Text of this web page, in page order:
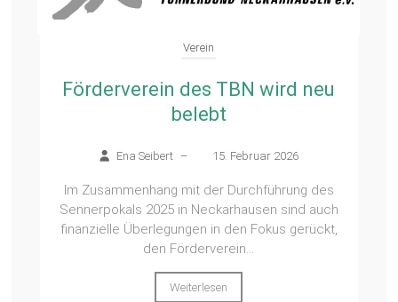
Verein
Förderverein des TBN wird neu
belebt
Ena Seibert – 15. Februar 2026
Im Zusammenhang mit der Durchführung des
Sennerpokals 2025 in Neckarhausen sind auch
finanzielle Überlegungen in den Fokus gerückt,
den Förderverein...
Weiterlesen